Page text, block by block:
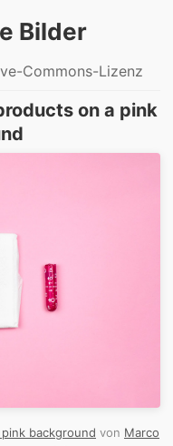
Bilder
Commons-Lizenz
on a pink
background von Marco